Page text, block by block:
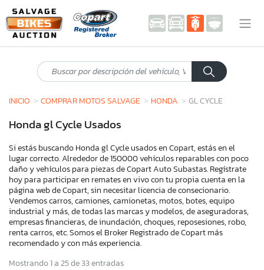
INICIO COMPRAR MOTOS SALVAGE HONDA GL CYCLE
Honda gl Cycle Usados
Si estás buscando Honda gl Cycle usados en Copart, estás en el
lugar correcto. Alrededor de 150000 vehículos reparables con poco
daño y vehículos para piezas de Copart Auto Subastas. Regístrate
hoy para participar en remates en vivo con tu propia cuenta en la
página web de Copart, sin necesitar licencia de consecionario.
Vendemos carros, camiones, camionetas, motos, botes, equipo
industrial y más, de todas las marcas y modelos, de aseguradoras,
empresas financieras, de inundación, choques, reposesiones, robo,
renta carros, etc. Somos el Broker Registrado de Copart más
recomendado y con más experiencia.
Mostrando 1 a 25 de 33 entradas